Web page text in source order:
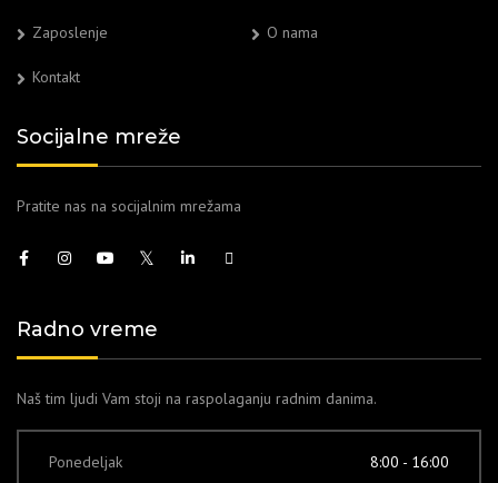
Zaposlenje O nama
Kontakt
Socijalne mreže
Pratite nas na socijalnim mrežama
Radno vreme
Naš tim ljudi Vam stoji na raspolaganju radnim danima.
Ponedeljak
8:00 - 16:00